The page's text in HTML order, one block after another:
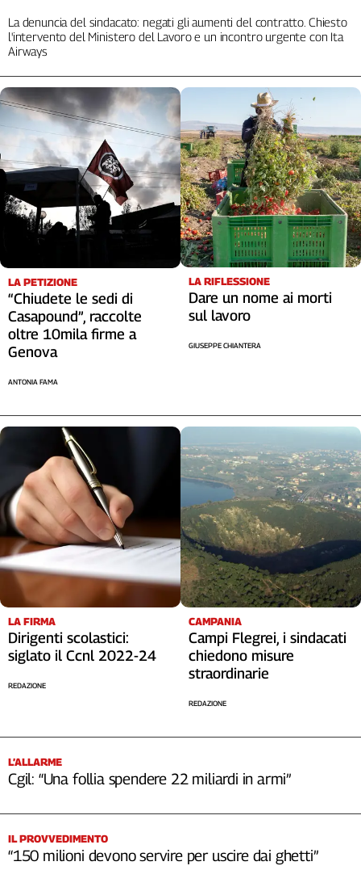
La denuncia del sindacato: negati gli aumenti del contratto. Chiesto
l'intervento del Ministero del Lavoro e un incontro urgente con Ita
Airways
LA PETIZIONE
“Chiudete le sedi di
Casapound”, raccolte
oltre 10mila firme a
Genova
ANTONIA FAMA
LA RIFLESSIONE
Dare un nome ai morti
sul lavoro
GIUSEPPE CHIANTERA
LA FIRMA
Dirigenti scolastici:
siglato il Ccnl 2022-24
REDAZIONE
CAMPANIA
Campi Flegrei, i sindacati
chiedono misure
straordinarie
REDAZIONE
L’ALLARME
Cgil: “Una follia spendere 22 miliardi in armi”
IL PROVVEDIMENTO
“150 milioni devono servire per uscire dai ghetti”